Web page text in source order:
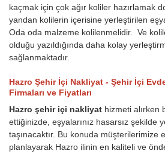
kaçmak için çok ağır koliler hazırlamak
yandan kolilerin içerisine yerleştirilen
Oda oda malzeme kolilenmelidir. Ve
olduğu yazıldığında daha kolay
sağlanmaktadır.
Hazro Şehir İçi Nakliyat - Şehir İçi
Firmaları ve Fiyatları
Hazro şehir içi nakliyat hizmeti alırken
ettiğinizde, eşyalarınız hasarsız şekilde
taşınacaktır. Bu konuda müşterilerimize
planlayarak Hazro ilinin en kaliteli ve